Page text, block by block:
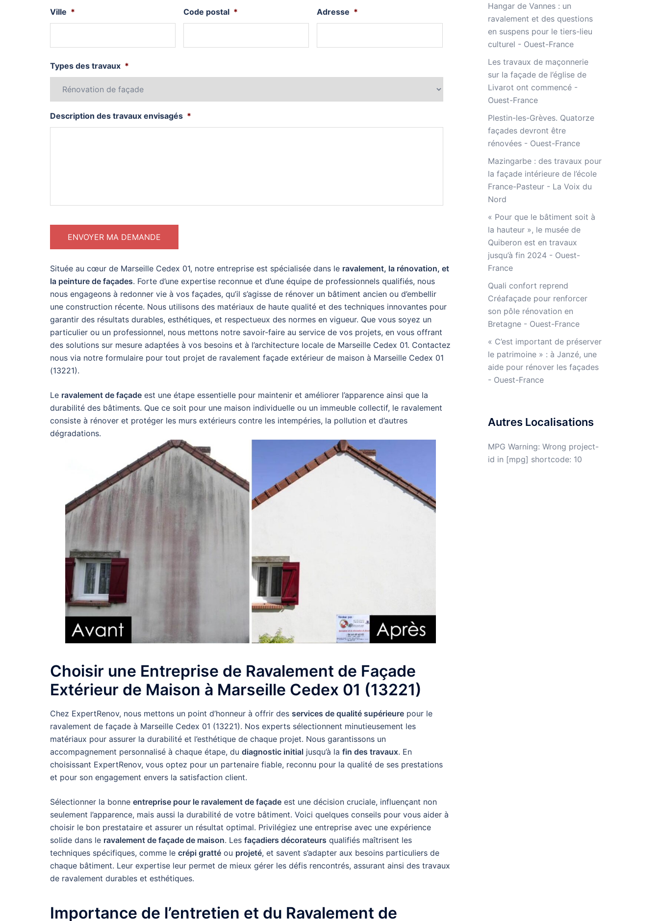
Ville * Code postal * Adresse *
Types des travaux *
Description des travaux envisagés *
Située au cœur de Marseille Cedex 01, notre entreprise est spécialisée dans le ravalement, la rénovation, et
la peinture de façades. Forte d’une expertise reconnue et d’une équipe de professionnels qualifiés, nous
nous engageons à redonner vie à vos façades, qu’il s’agisse de rénover un bâtiment ancien ou d’embellir
une construction récente. Nous utilisons des matériaux de haute qualité et des techniques innovantes pour
garantir des résultats durables, esthétiques, et respectueux des normes en vigueur. Que vous soyez un
particulier ou un professionnel, nous mettons notre savoir-faire au service de vos projets, en vous offrant
des solutions sur mesure adaptées à vos besoins et à l’architecture locale de Marseille Cedex 01. Contactez
nous via notre formulaire pour tout projet de ravalement façade extérieur de maison à Marseille Cedex 01
(13221).
Le ravalement de façade est une étape essentielle pour maintenir et améliorer l’apparence ainsi que la
durabilité des bâtiments. Que ce soit pour une maison individuelle ou un immeuble collectif, le ravalement
consiste à rénover et protéger les murs extérieurs contre les intempéries, la pollution et d’autres
dégradations.
Choisir une Entreprise de Ravalement de Façade
Extérieur de Maison à Marseille Cedex 01 (13221)
Chez ExpertRenov, nous mettons un point d’honneur à offrir des services de qualité supérieure pour le
ravalement de façade à Marseille Cedex 01 (13221). Nos experts sélectionnent minutieusement les
matériaux pour assurer la durabilité et l’esthétique de chaque projet. Nous garantissons un
accompagnement personnalisé à chaque étape, du diagnostic initial jusqu’à la fin des travaux. En
choisissant ExpertRenov, vous optez pour un partenaire fiable, reconnu pour la qualité de ses prestations
et pour son engagement envers la satisfaction client.
Sélectionner la bonne entreprise pour le ravalement de façade est une décision cruciale, influençant non
seulement l’apparence, mais aussi la durabilité de votre bâtiment. Voici quelques conseils pour vous aider à
choisir le bon prestataire et assurer un résultat optimal. Privilégiez une entreprise avec une expérience
solide dans le ravalement de façade de maison. Les façadiers décorateurs qualifiés maîtrisent les
techniques spécifiques, comme le crépi gratté ou projeté, et savent s’adapter aux besoins particuliers de
chaque bâtiment. Leur expertise leur permet de mieux gérer les défis rencontrés, assurant ainsi des travaux
de ravalement durables et esthétiques.
Importance de l’entretien et du Ravalement de
Hangar de Vannes : un
ravalement et des questions
en suspens pour le tiers-lieu
culturel - Ouest-France
Les travaux de maçonnerie
sur la façade de l’église de
Livarot ont commencé -
Ouest-France
Plestin-les-Grèves. Quatorze
façades devront être
rénovées - Ouest-France
Mazingarbe : des travaux pour
la façade intérieure de l’école
France-Pasteur - La Voix du
Nord
« Pour que le bâtiment soit à
la hauteur », le musée de
Quiberon est en travaux
jusqu’à fin 2024 - Ouest-
France
Quali confort reprend
Créafaçade pour renforcer
son pôle rénovation en
Bretagne - Ouest-France
« C’est important de préserver
le patrimoine » : à Janzé, une
aide pour rénover les façades
- Ouest-France
Autres Localisations
MPG Warning: Wrong project-
id in [mpg] shortcode: 10